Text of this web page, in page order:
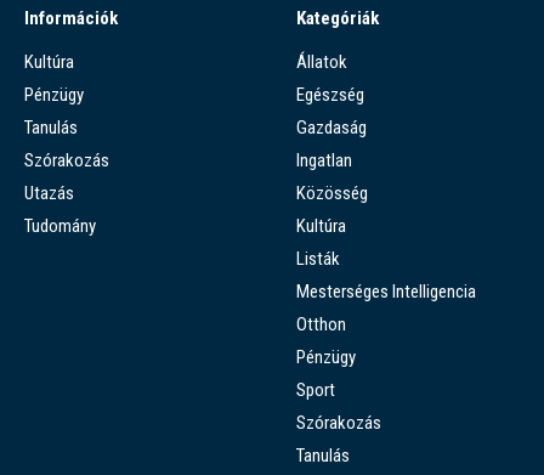
Információk
Kultúra
Pénzügy
Tanulás
Szórakozás
Utazás
Tudomány
Kategóriák
Állatok
Egészség
Gazdaság
Ingatlan
Közösség
Kultúra
Listák
Mesterséges Intelligencia
Otthon
Pénzügy
Sport
Szórakozás
Tanulás